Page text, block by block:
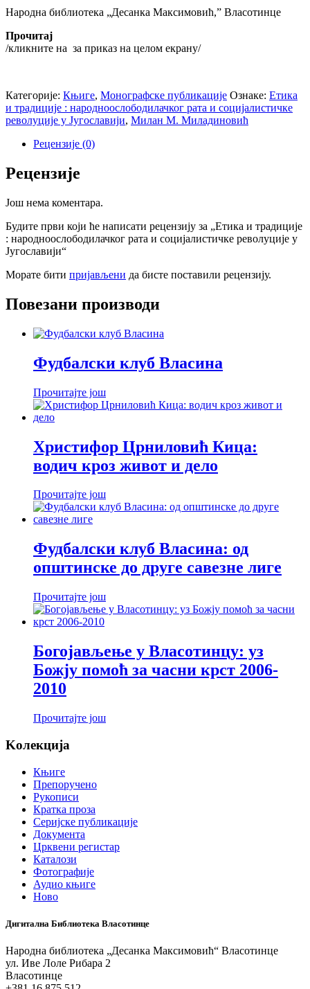
Народна библиотека „Десанка Максимовић,” Власотинце
Прочитај
/кликните на за приказ на целом екрану/
Категорије: Књиге, Монографске публикације Ознаке: Етика
и традиције : народноослободилачког рата и социјалистичке
револуције у Југославији, Милан М. Миладиновић
Рецензије (0)
Рецензије
Још нема коментара.
Будите први који ће написати рецензију за „Етика и традиције
: народноослободилачког рата и социјалистичке револуције у
Југославији“
Морате бити пријављени да бисте поставили рецензију.
Повезани производи
Фудбалски клуб Власина
Прочитајте још
Христифор Црниловић Кица:
водич кроз живот и дело
Прочитајте још
Фудбалски клуб Власина: од
општинске до друге савезне лиге
Прочитајте још
Богојављење у Власотинцу: уз
Божју помоћ за часни крст 2006-
2010
Прочитајте још
Koлекција
Књиге
Препоручено
Рукописи
Кратка проза
Серијске публикације
Документа
Црквени регистар
Каталози
Фотографије
Аудио књиге
Ново
Дигитална Библиотека Власотинце
Народна библиотека „Десанка Максимовић“ Власотинце
ул. Иве Лоле Рибара 2
Власотинце